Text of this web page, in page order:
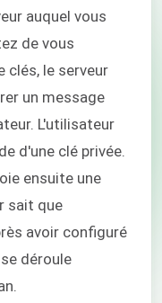
auquel vous
de vous
clés, le serveur
un message
L'utilisateur
d'une clé privée.
ensuite une
sait que
avoir configuré
déroule